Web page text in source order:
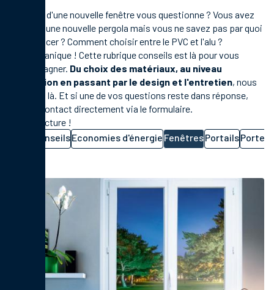
Le choix d'une nouvelle fenêtre vous questionne ? Vous avez
besoin d'une nouvelle pergola mais vous ne savez pas par quoi
commencer ? Comment choisir entre le PVC et l'alu ?
Pas de panique ! Cette rubrique conseils est là pour vous
accompagner. Du choix des matériaux, au niveau
d'isolation en passant par le design et l'entretien, nous
sommes là. Et si une de vos questions reste dans réponse,
prenez contact directement via le formulaire.
Bonne lecture !
ConseilsEconomies d'énergie FenêtresPortailsPortes